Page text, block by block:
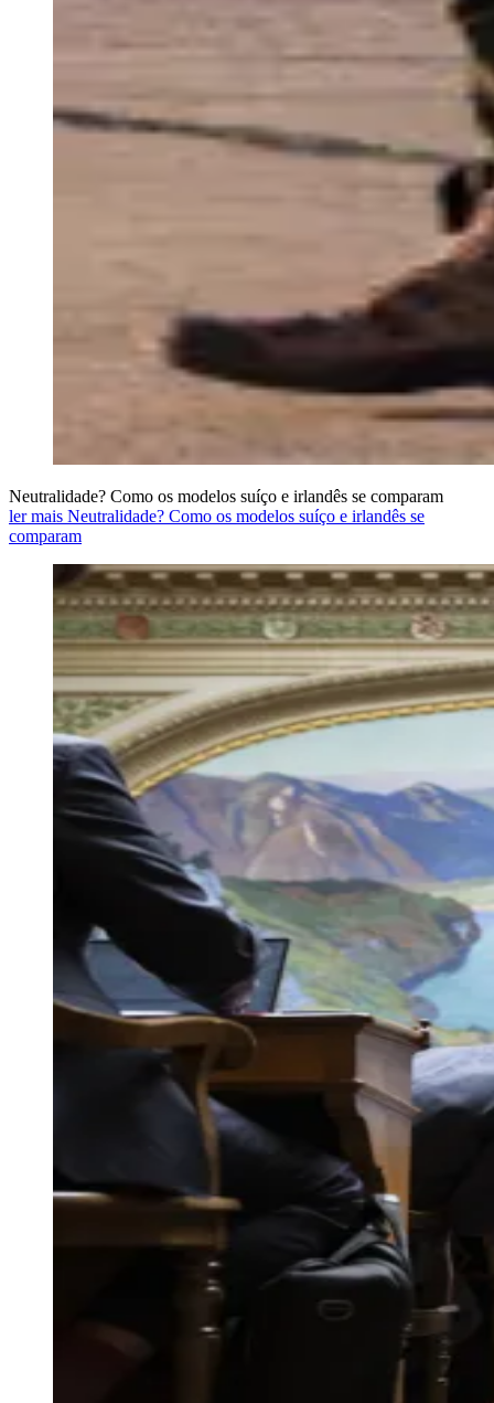
Neutralidade? Como os modelos suíço e irlandês se comparam
ler mais Neutralidade? Como os modelos suíço e irlandês se
comparam